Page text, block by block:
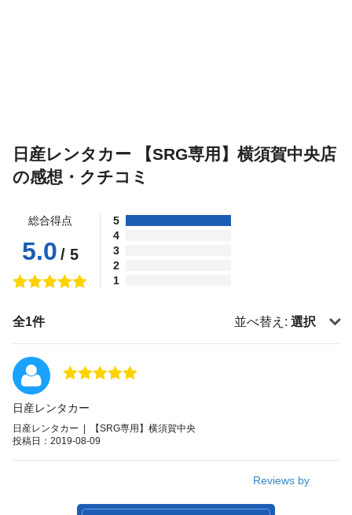
日産レンタカー 【SRG専用】横須賀中央店
の感想・クチコミ
総合得点
5.0 / 5
5
4
3
2
1
全1件 並べ替え: 選択
日産レンタカー
日産レンタカー | 【SRG専用】横須賀中央
投稿日：2019-08-09
Reviews by